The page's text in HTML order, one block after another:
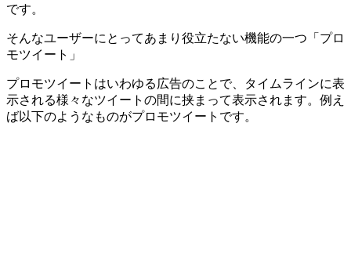
です。
そんなユーザーにとってあまり役立たない機能の一つ「プロ
モツイート」
プロモツイートはいわゆる広告のことで、タイムラインに表
示される様々なツイートの間に挟まって表示されます。例え
ば以下のようなものがプロモツイートです。